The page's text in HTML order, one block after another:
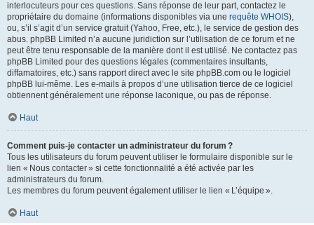
interlocuteurs pour ces questions. Sans réponse de leur part, contactez le
propriétaire du domaine (informations disponibles via une requête WHOIS),
ou, s’il s’agit d’un service gratuit (Yahoo, Free, etc.), le service de gestion des
abus. phpBB Limited n’a aucune juridiction sur l’utilisation de ce forum et ne
peut être tenu responsable de la manière dont il est utilisé. Ne contactez pas
phpBB Limited pour des questions légales (commentaires insultants,
diffamatoires, etc.) sans rapport direct avec le site phpBB.com ou le logiciel
phpBB lui-même. Les e-mails à propos d’une utilisation tierce de ce logiciel
obtiennent généralement une réponse laconique, ou pas de réponse.
Haut
Comment puis-je contacter un administrateur du forum ?
Tous les utilisateurs du forum peuvent utiliser le formulaire disponible sur le
lien « Nous contacter » si cette fonctionnalité a été activée par les
administrateurs du forum.
Les membres du forum peuvent également utiliser le lien « L’équipe ».
Haut